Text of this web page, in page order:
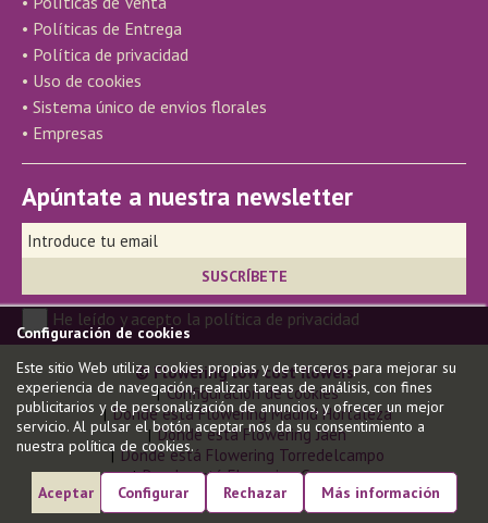
• Políticas de Entrega
• Política de privacidad
• Uso de cookies
• Sistema único de envios florales
• Empresas
Apúntate a nuestra newsletter
He leído y acepto la política de privacidad
© Flowering low cost flowers
Configuración de cookies
Donde está Flowering Madrid Hortaleza
Donde está Flowering Jaén
Donde está Flowering Torredelcampo
Donde está Flowering Carmona
Donde está Flowering en Gandía
Modelo de Negocio
Configuración de cookies
Este sitio Web utiliza cookies propias y de terceros para mejorar su
experiencia de navegación, realizar tareas de análisis, con fines
publicitarios y de personalización de anuncios, y ofrecer un mejor
servicio. Al pulsar el botón aceptar nos da su consentimiento a
nuestra política de cookies.
Aceptar Configurar Rechazar Más información